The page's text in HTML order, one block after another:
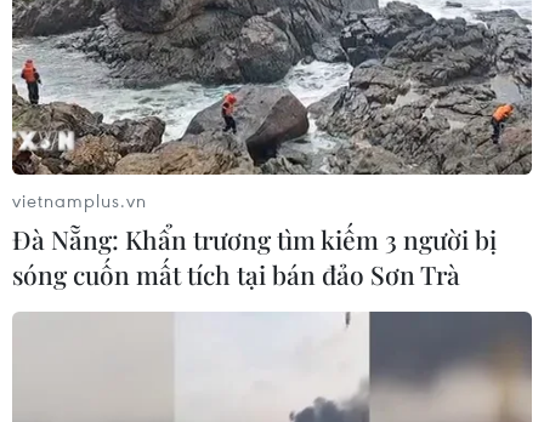
vietnamplus.vn
Đà Nẵng: Khẩn trương tìm kiếm 3 người bị
sóng cuốn mất tích tại bán đảo Sơn Trà